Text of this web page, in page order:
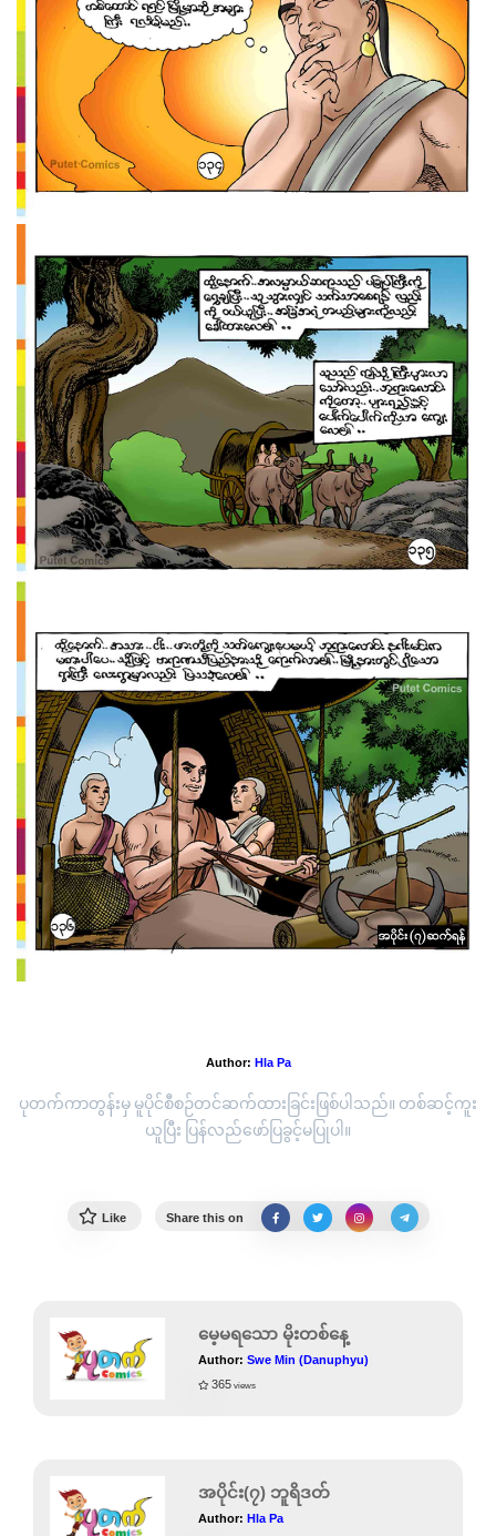
Author: Hla Pa
ပုတက်ကာတွန်းမှ မူပိုင်စီစဉ်တင်ဆက်ထားခြင်းဖြစ်ပါသည်။ တစ်ဆင့်ကူး
ယူပြီး ပြန်လည်ဖော်ပြခွင့်မပြုပါ။
Like Share this on
မေ့မရသော မိုးတစ်နေ့
Author: Swe Min (Danuphyu)
365 views
အပိုင်း(၇) ဘူရိဒတ်
Author: Hla Pa